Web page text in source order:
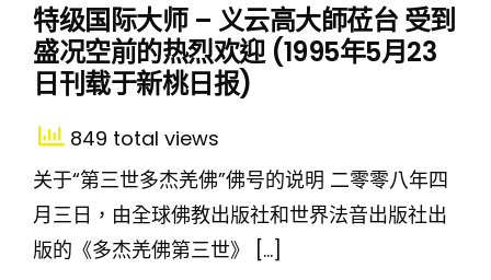
特级国际大师 – 义云高大師莅台 受到
盛况空前的热烈欢迎 (1995年5月23
日刊载于新桃日报)
849 total views
关于“第三世多杰羌佛”佛号的说明 二零零八年四
月三日，由全球佛教出版社和世界法音出版社出
版的《多杰羌佛第三世》 […]